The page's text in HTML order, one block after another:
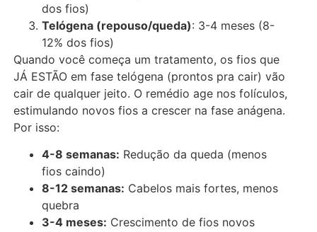
dos fios)
Telógena (repouso/queda): 3-4 meses (8-
12% dos fios)
Quando você começa um tratamento, os fios que
JÁ ESTÃO em fase telógena (prontos pra cair) vão
cair de qualquer jeito. O remédio age nos folículos,
estimulando novos fios a crescer na fase anágena.
Por isso:
4-8 semanas: Redução da queda (menos
fios caindo)
8-12 semanas: Cabelos mais fortes, menos
quebra
3-4 meses: Crescimento de fios novos